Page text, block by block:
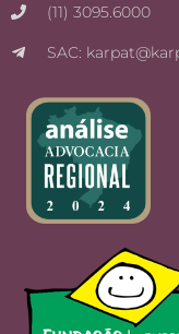
(11) 3095.6000
SAC: